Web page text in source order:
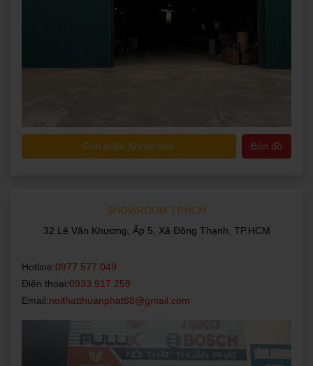
Giới thiệu Showroom Bản đồ
SHOWROOM TP.HCM
32 Lê Văn Khương, Ấp 5, Xã Đông Thạnh, TP.HCM
Hotline:0977 577 049
Điện thoại:0933 917 259
Email:noithatthuanphat88@gmail.com